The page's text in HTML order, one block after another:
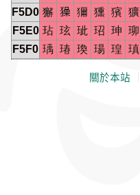
F5D0 獬 𤢖 獮 獯 獱 獷
F5E0 玷 玹 玼 玿 珅 珋
F5F0 瑀 瑃 瑍 瑒 瑝 瑱
關於本站